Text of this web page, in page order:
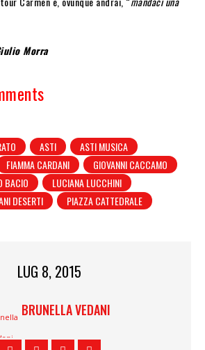
Morra
ASTI
ASTI MUSICA
FIAMMA CARDANI
GIOVANNI CACCAMO
BACIO
LUCIANA LUCCHINI
DESERTI PIAZZA CATTEDRALE
LUG 8, 2015
BRUNELLA VEDANI